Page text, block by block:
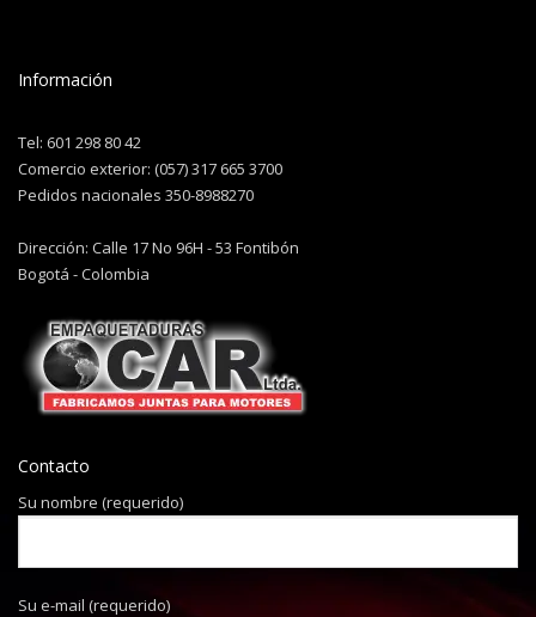
Información
Tel: 601 298 80 42
Comercio exterior: (057) 317 665 3700
Pedidos nacionales 350-8988270
Dirección: Calle 17 No 96H - 53 Fontibón
Bogotá - Colombia
Contacto
Su nombre (requerido)
Su e-mail (requerido)